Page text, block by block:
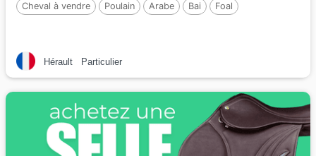
Cheval à vendre Poulain Arabe Bai Foal
Hérault Particulier